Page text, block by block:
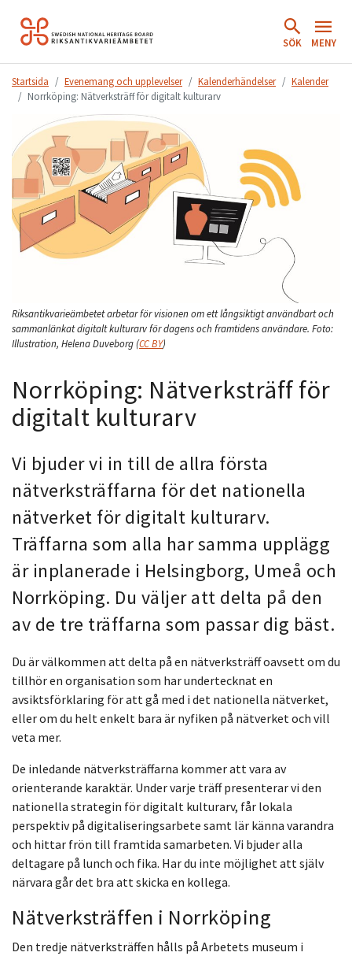
Hoppa
till
SÖK MENY
Startsida Evenemang och upplevelser Kalenderhändelser
Kalender
Norrköping: Nätverksträff för digitalt kulturarv
Riksantikvarieämbetet arbetar för visionen om ett långsiktigt användbart och
sammanlänkat digitalt kulturarv för dagens och framtidens användare. Foto:
Illustration, Helena Duveborg(CC BY)
Norrköping: Nätverksträff för
digitalt kulturarv
Vi bjuder vi in till de allra första
nätverksträffarna för det nationella
nätverket för digitalt kulturarv.
Träffarna som alla har samma upplägg
är inplanerade i Helsingborg, Umeå och
Norrköping. Du väljer att delta på den
av de tre träffarna som passar dig bäst.
Du är välkommen att delta på en nätverksträff oavsett om du
tillhör en organisation som har undertecknat en
avsiktsförklaring för att gå med i det nationella nätverket,
eller om du helt enkelt bara är nyfiken på nätverket och vill
veta mer.
De inledande nätverksträffarna kommer att vara av
orienterande karaktär. Under varje träff presenterar vi den
nationella strategin för digitalt kulturarv, får lokala
perspektiv på digitaliseringsarbete samt lär känna varandra
och hittar frön till framtida samarbeten. Vi bjuder alla
deltagare på lunch och fika. Har du inte möjlighet att själv
närvara går det bra att skicka en kollega.
Nätverksträffen i Norrköping
Den tredje nätverksträffen hålls på Arbetets museum i